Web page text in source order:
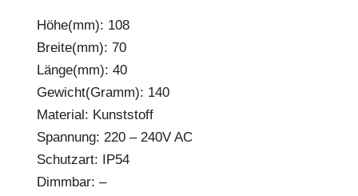
Höhe(mm): 108
Breite(mm): 70
Länge(mm): 40
Gewicht(Gramm): 140
Material: Kunststoff
Spannung: 220 – 240V AC
Schutzart: IP54
Dimmbar: –